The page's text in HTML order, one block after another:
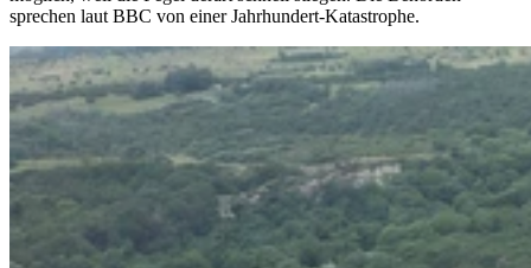
sprechen laut BBC von einer Jahrhundert-Katastrophe.